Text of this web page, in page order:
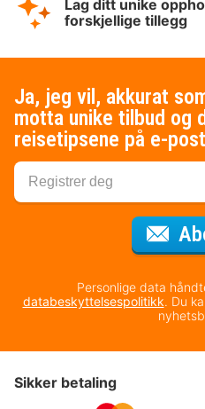
Lag ditt unike
forskjellige tillegg
Ja, jeg vil, akkurat
motta unike tilbud og
reisetipsene på e-
Personlige data
databeskyttelsespolitikk. Du
Sikker betaling